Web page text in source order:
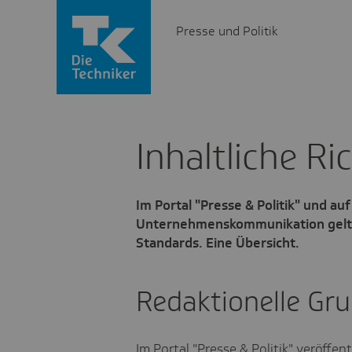
Presse und Politik
Inhalt­liche
Im Portal "Presse & Politik" und
Unternehmenskommunikation
Standards. Eine Übersicht.
Redaktionelle